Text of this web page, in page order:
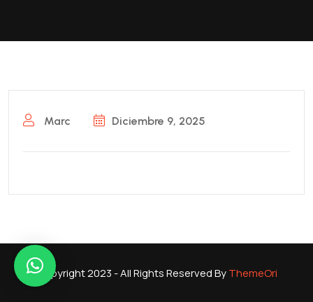
Marc Diciembre 9, 2025
Copyright 2023 - All Rights Reserved ByThemeOri